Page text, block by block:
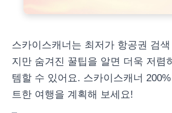
스카이스캐너는 최저가 항공권 검
지만 숨겨진 꿀팁을 알면 더욱 저렴
템할 수 있어요. 스카이스캐너
트한 여행을 계획해 보세요!